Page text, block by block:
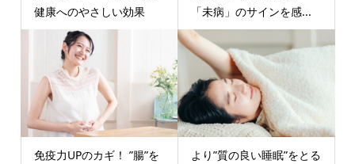
健康へのやさしい効果
「未病」のサインを感...
免疫力UPのカギ！ ”腸”を
より”質の良い睡眠”をとる